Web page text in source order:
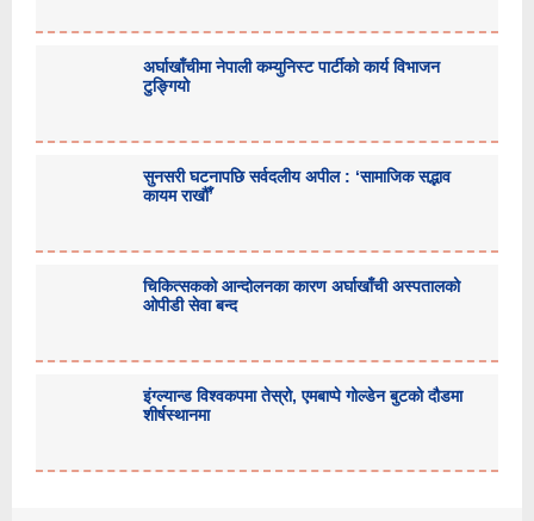
अर्घाखाँचीमा नेपाली कम्युनिस्ट पार्टीको कार्य विभाजन
टुङ्गियो
सुनसरी घटनापछि सर्वदलीय अपील : ‘सामाजिक सद्भाव
कायम राखौँ’
चिकित्सकको आन्दोलनका कारण अर्घाखाँची अस्पतालको
ओपीडी सेवा बन्द
इंग्ल्यान्ड विश्वकपमा तेस्रो, एमबाप्पे गोल्डेन बुटको दौडमा
शीर्षस्थानमा